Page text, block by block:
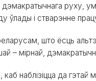
руху,
ўлады і стварэнне
што ёсць
– мірнай,
наблізіцца да гэтай